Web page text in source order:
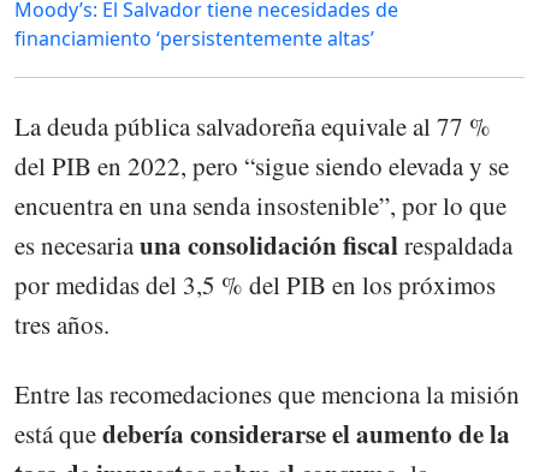
Moody’s: El Salvador tiene necesidades de
financiamiento ‘persistentemente altas’
La deuda pública salvadoreña equivale al 77 %
del PIB en 2022, pero “sigue siendo elevada y se
encuentra en una senda insostenible”, por lo que
es necesariauna consolidación fiscalrespaldada
por medidas del 3,5 % del PIB en los próximos
tres años.
Entre las recomedaciones que menciona la misión
está quedebería considerarse el aumento de la